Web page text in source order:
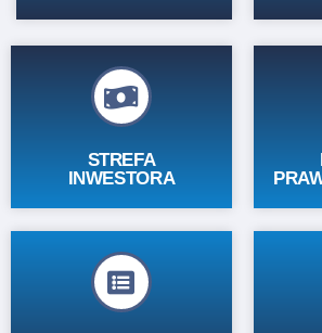
STREFA
INWESTORA
Zobacz
POWIATU
RZESZOWSKIEGO